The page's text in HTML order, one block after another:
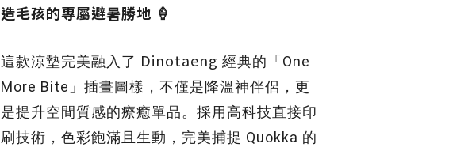
造毛孩的專屬避暑勝地 🍦
這款涼墊完美融入了 Dinotaeng 經典的「One
More Bite」插畫圖樣，不僅是降溫神伴侶，更
是提升空間質感的療癒單品。採用高科技直接印
刷技術，色彩飽滿且生動，完美捕捉 Quokka 的